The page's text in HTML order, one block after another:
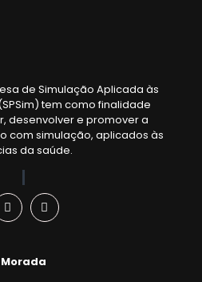
de Simulação Aplicada às
tem como finalidade
desenvolver e promover a
com simulação, aplicados às
da saúde.
Morada